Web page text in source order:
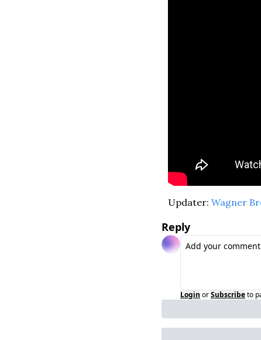
Updater: Wagner
Reply
Login orSubscribeto